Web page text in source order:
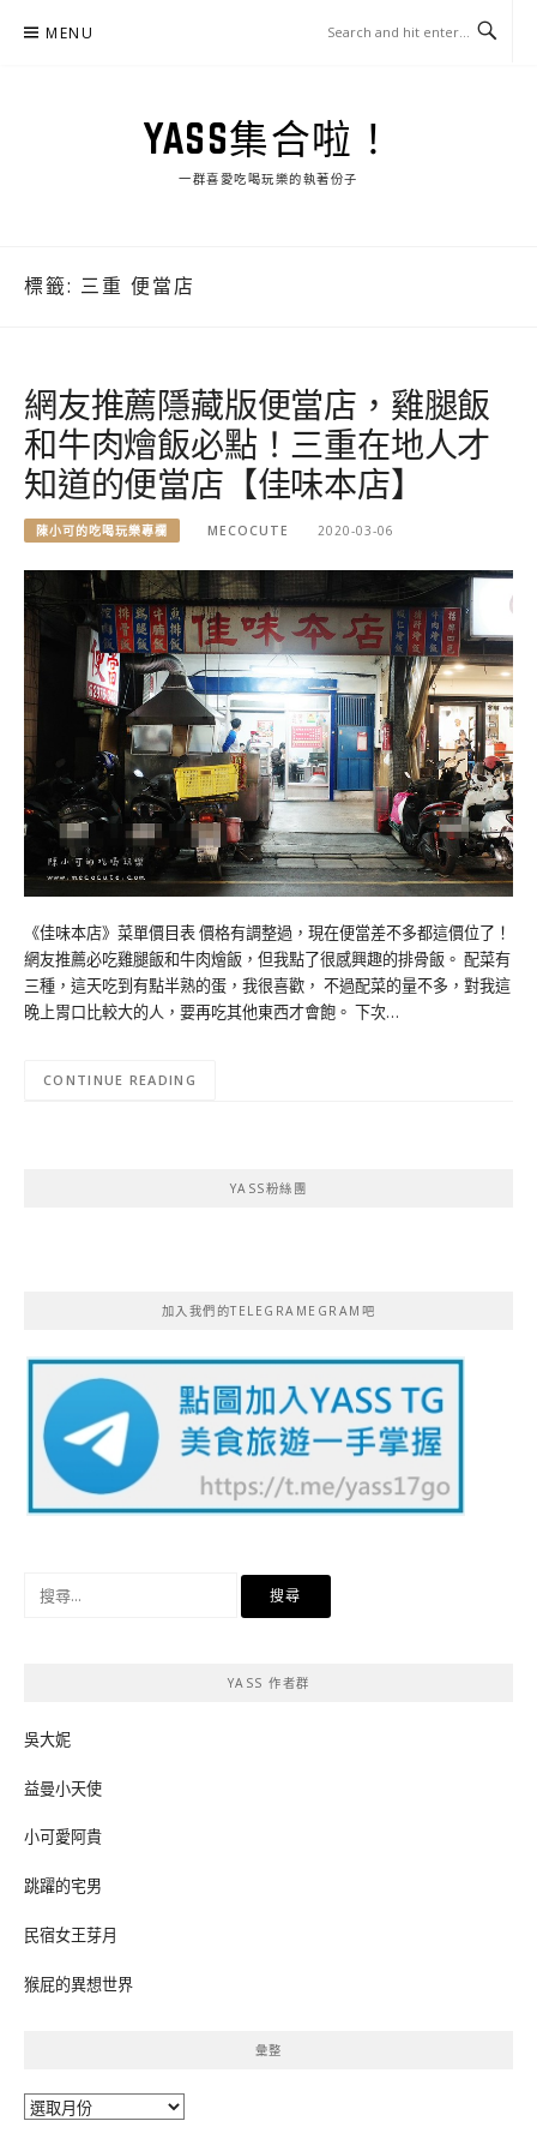
MENU
YASS集合啦！
一群喜愛吃喝玩樂的執著份子
標籤: 三重 便當店
網友推薦隱藏版便當店，雞腿飯
和牛肉燴飯必點！三重在地人才
知道的便當店【佳味本店】
陳小可的吃喝玩樂專欄 MECOCUTE 2020-03-06
《佳味本店》菜單價目表 價格有調整過，現在便當差不多都這價位了！
網友推薦必吃雞腿飯和牛肉燴飯，但我點了很感興趣的排骨飯。 配菜有
三種，這天吃到有點半熟的蛋，我很喜歡， 不過配菜的量不多，對我這
晚上胃口比較大的人，要再吃其他東西才會飽。 下次…
CONTINUE READING
YASS粉絲團
加入我們的TELEGRAMEGRAM吧
YASS 作者群
吳大妮
益曼小天使
小可愛阿貴
跳躍的宅男
民宿女王芽月
猴屁的異想世界
彙整
彙